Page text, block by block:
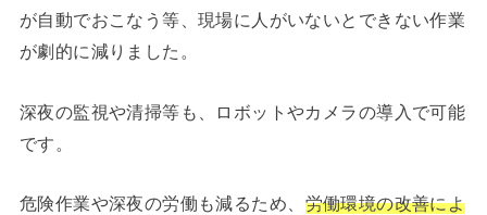
が自動でおこなう等、現場に人がいないとできない作業
が劇的に減りました。
深夜の監視や清掃等も、ロボットやカメラの導入で可能
です。
危険作業や深夜の労働も減るため、 労働環境の改善によ